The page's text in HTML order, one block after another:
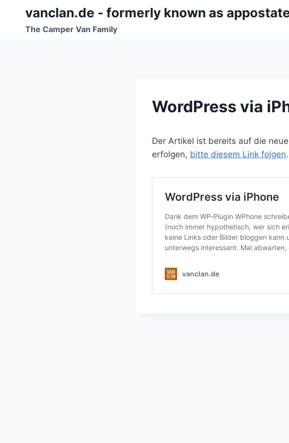
springen
vanclan.de - formerly known as
The Camper Van Family
WordPress via
Der Artikel ist bereits auf die
erfolgen, bitte diesem Link folgen.